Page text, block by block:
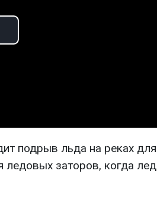
подрыв льда на реках для
ледовых заторов, когда лед